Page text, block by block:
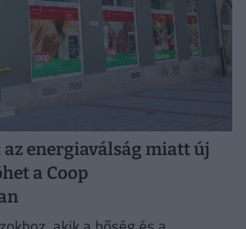
energiaválság miatt új
a Coop